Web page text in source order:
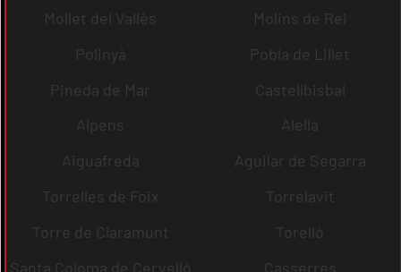
Mollet del Vallès
Molins de Rei
Polinyà
Pobla de Lillet
Pineda de Mar
Castellbisbal
Alpens
Alella
Aiguafreda
Aguilar de Segarra
Torrelles de Foix
Torrelavit
Torre de Claramunt
Torelló
Santa Coloma de Cervelló
Casserres